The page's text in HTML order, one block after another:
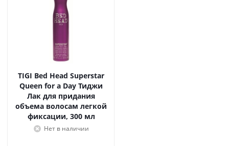
TIGI Bed Head Superstar
Queen for a Day Тиджи
Лак для придания
объема волосам легкой
фиксации, 300 мл
Нет в наличии